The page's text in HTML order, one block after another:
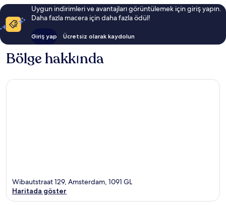
Uygun indirimleri ve avantajları görüntülemek için giriş yapın.
Daha fazla macera için daha fazla ödül!
Giriş yap Ücretsiz olarak kaydolun
Bölge hakkında
Wibautstraat 129, Amsterdam, 1091 GL
Haritada göster